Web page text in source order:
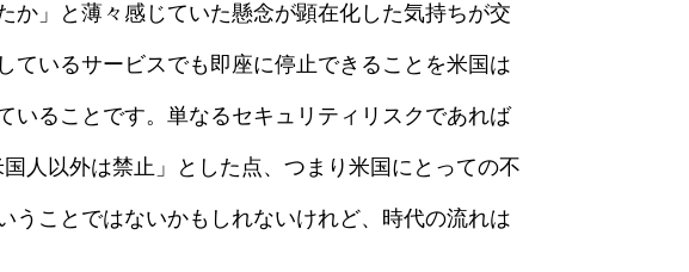
か」と薄々感じていた懸念が顕在化した気持ちが交
ているサービスでも即座に停止できることを米国は
いることです。単なるセキュリティリスクであれば
人以外は禁止」とした点、つまり米国にとっての不
うことではないかもしれないけれど、時代の流れは